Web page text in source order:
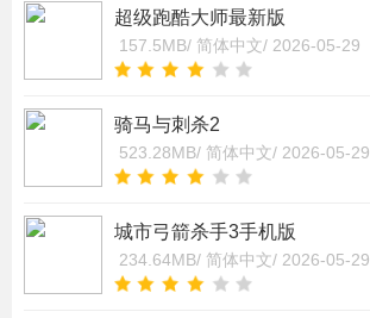
超级跑酷大师最新版
157.5MB/ 简体中文/ 2026-05-29
骑马与刺杀2
523.28MB/ 简体中文/ 2026-05-29
城市弓箭杀手3手机版
234.64MB/ 简体中文/ 2026-05-29